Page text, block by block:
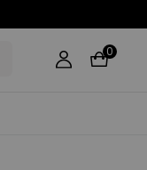
0